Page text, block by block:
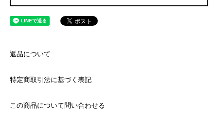
返品について
特定商取引法に基づく表記
この商品について問い合わせる